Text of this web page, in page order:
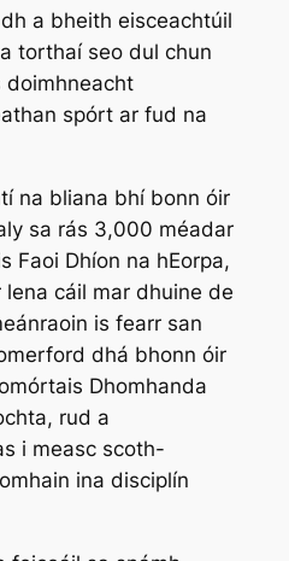
a bheith eisceachtúil
torthaí seo dul chun
doimhneacht
spórt ar fud na
na bliana bhí bonn óir
sa rás 3,000 méadar
Faoi Dhíon na hEorpa,
cáil mar dhuine de
is fearr san
dhá bhonn óir
Dhomhanda
rud a
i measc scoth-
ina disciplín